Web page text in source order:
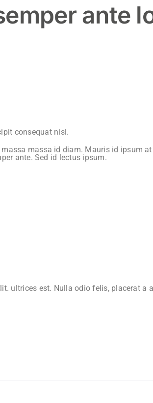
ante
consequat nisl.
massa id diam. Mauris id ipsum
ante. Sed id lectus ipsum.
ultrices est. Nulla odio felis, placerat a